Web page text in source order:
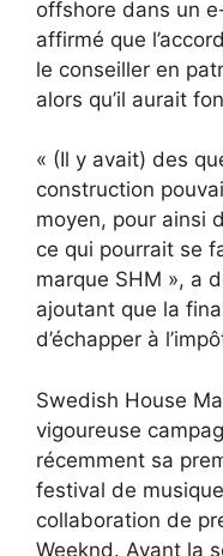
offshore dans un
affirmé que
le conseiller en
alors qu’il aurait
« (Il y avait) des
construction
moyen, pour ainsi
ce qui pourrait se
marque SHM », a
ajoutant que la
d’échapper à
Swedish House
vigoureuse
récemment sa
festival de
collaboration de
Weeknd. Avant la